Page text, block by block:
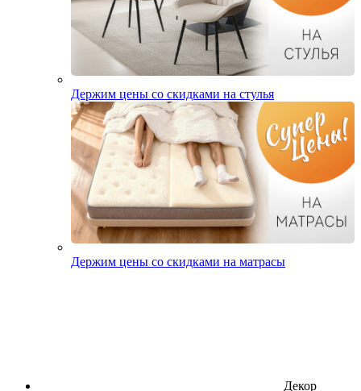
Держим цены со скидками на стулья
Держим цены со скидками на матрасы
Декор